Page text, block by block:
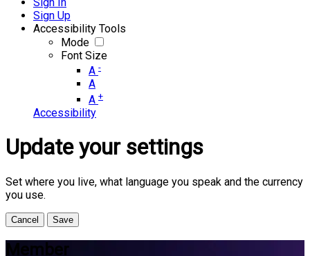
Sign Up
Accessibility Tools
Mode
Font Size
A -
A
A +
Accessibility
Update your settings
Set where you live, what language you speak and the currency
you use.
Cancel Save
Member